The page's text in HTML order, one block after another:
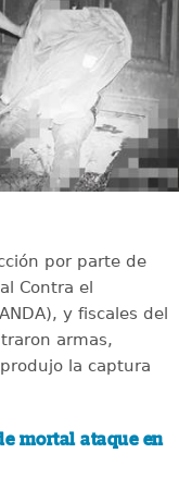
por parte de
Contra el
y fiscales del
armas,
la captura
mortal ataque en